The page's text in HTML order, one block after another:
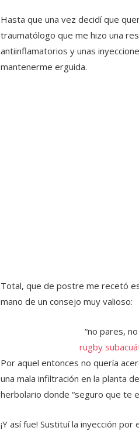
Hasta que una vez decidí que
traumatólogo que me hizo una
antiinflamatorios y unas
mantenerme erguida.
Total, que de postre me recetó
mano de un consejo muy valioso:
“no pares,
rugby
Por aquel entonces no quería
una mala infiltración en la planta
herbolario donde “seguro que te
¡Y así fue! Sustituí la inyección por